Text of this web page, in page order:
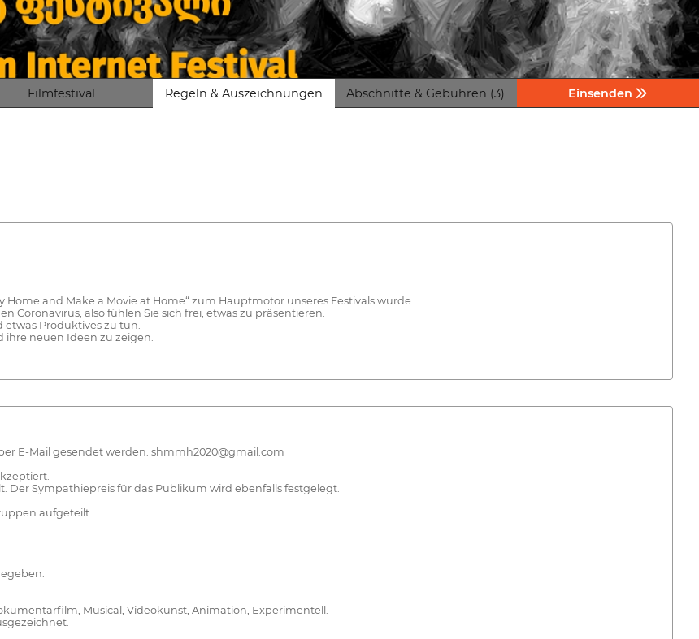
Filmfestival Regeln & Auszeichnungen Abschnitte & Gebühren (3) Einsenden
Home and Make a Movie at Home“ zum Hauptmotor unseres Festivals wurde.
Coronavirus, also fühlen Sie sich frei, etwas zu präsentieren.
etwas Produktives zu tun.
ihre neuen Ideen zu zeigen.
E-Mail gesendet werden: shmmh2020@gmail.com
Sympathiepreis für das Publikum wird ebenfalls festgelegt.
aufgeteilt:
Musical, Videokunst, Animation, Experimentell.